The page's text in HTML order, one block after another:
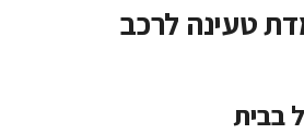
טעינה לרכב
בבית